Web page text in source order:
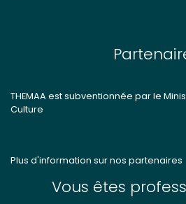
THEMAA est subventionnée par le
Culture
Plus d'information sur nos partenaires
Vous êtes